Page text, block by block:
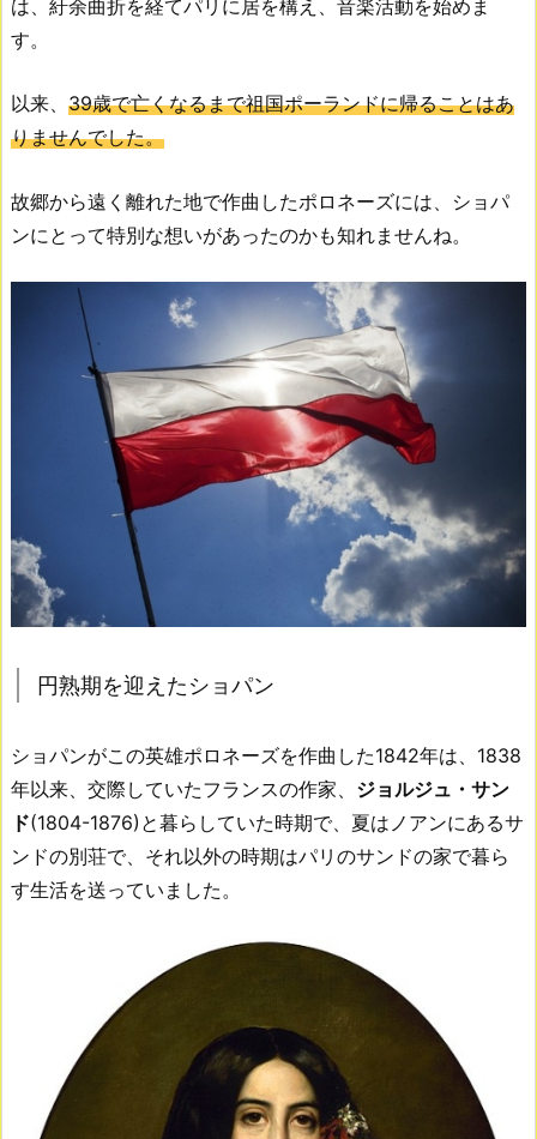
は、紆余曲折を経てパリに居を構え、音楽活動を始めま
す。
以来、 39歳で亡くなるまで祖国ポーランドに帰ることはあ
りませんでした。
故郷から遠く離れた地で作曲したポロネーズには、ショパ
ンにとって特別な想いがあったのかも知れませんね。
円熟期を迎えたショパン
ショパンがこの英雄ポロネーズを作曲した1842年は、1838
年以来、交際していたフランスの作家、 ジョルジュ・サン
ド(1804-1876)と暮らしていた時期で、夏はノアンにあるサ
ンドの別荘で、それ以外の時期はパリのサンドの家で暮ら
す生活を送っていました。